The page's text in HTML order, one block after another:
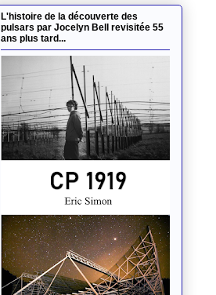
L'histoire de la découverte des
pulsars par Jocelyn Bell revisitée 55
ans plus tard...